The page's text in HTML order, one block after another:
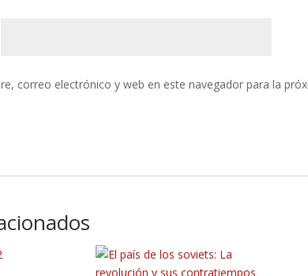
correo electrónico y web en este navegador para la